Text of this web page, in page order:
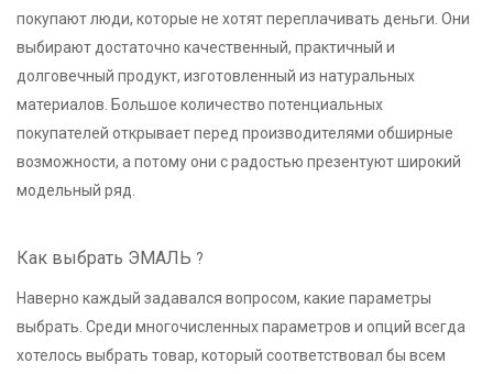
покупают люди, которые не хотят переплачивать деньги. Они
выбирают достаточно качественный, практичный и
долговечный продукт, изготовленный из натуральных
материалов. Большое количество потенциальных
покупателей открывает перед производителями обширные
возможности, а потому они с радостью презентуют широкий
модельный ряд.
Как выбрать ЭМАЛЬ ?
Наверно каждый задавался вопросом, какие параметры
выбрать. Среди многочисленных параметров и опций всегда
хотелось выбрать товар, который соответствовал бы всем